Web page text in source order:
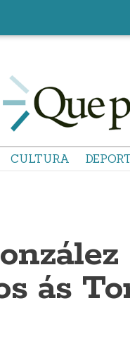
CULTURA
ás